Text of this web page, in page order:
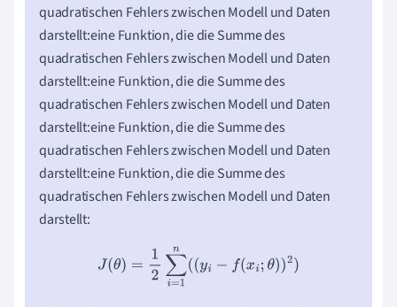
quadratischen Fehlers zwischen Modell und Daten
darstellt:eine Funktion, die die Summe des
quadratischen Fehlers zwischen Modell und Daten
darstellt:eine Funktion, die die Summe des
quadratischen Fehlers zwischen Modell und Daten
darstellt:eine Funktion, die die Summe des
quadratischen Fehlers zwischen Modell und Daten
darstellt:eine Funktion, die die Summe des
quadratischen Fehlers zwischen Modell und Daten
darstellt:
J
=1 2∑i=1n(( xi;θ) 2 )